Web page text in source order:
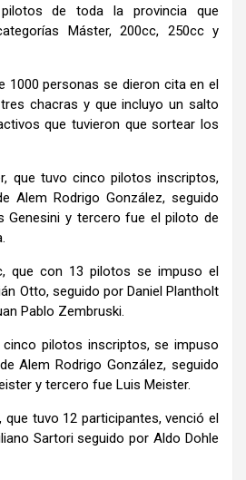
de toda la provincia que
Máster, 200cc, 250cc y
1000 personas se dieron cita en el
chacras y que incluyo un salto
que tuvieron que sortear los
que tuvo cinco pilotos inscriptos,
Alem Rodrigo González, seguido
Genesini y tercero fue el piloto de
que con 13 pilotos se impuso el
Otto, seguido por Daniel Plantholt
Pablo Zembruski.
pilotos inscriptos, se impuso
Alem Rodrigo González, seguido
y tercero fue Luis Meister.
que tuvo 12 participantes, venció el
Sartori seguido por Aldo Dohle